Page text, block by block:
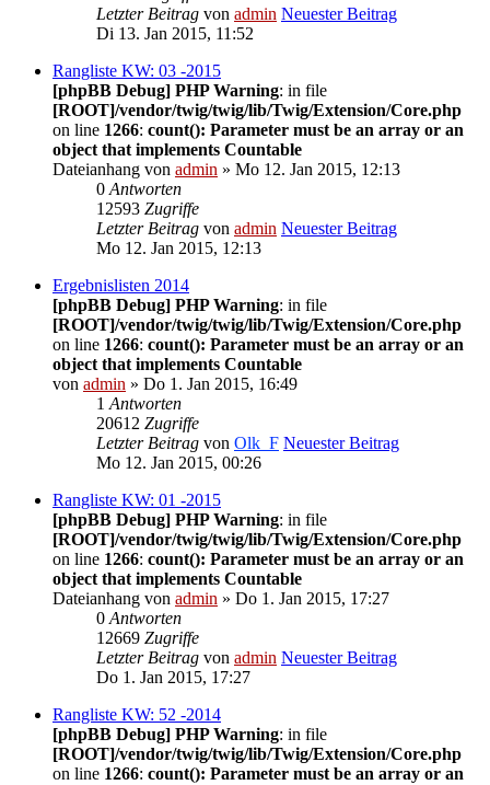
Letzter Beitrag von admin Neuester Beitrag
Di 13. Jan 2015, 11:52
Rangliste KW: 03 -2015
[phpBB Debug] PHP Warning: in file
[ROOT]/vendor/twig/twig/lib/Twig/Extension/Core.php
on line 1266: count(): Parameter must be an array or an
object that implements Countable
Dateianhang von admin » Mo 12. Jan 2015, 12:13
0 Antworten
12593 Zugriffe
Letzter Beitrag von admin Neuester Beitrag
Mo 12. Jan 2015, 12:13
Ergebnislisten 2014
[phpBB Debug] PHP Warning: in file
[ROOT]/vendor/twig/twig/lib/Twig/Extension/Core.php
on line 1266: count(): Parameter must be an array or an
object that implements Countable
von admin » Do 1. Jan 2015, 16:49
1 Antworten
20612 Zugriffe
Letzter Beitrag von Olk_F Neuester Beitrag
Mo 12. Jan 2015, 00:26
Rangliste KW: 01 -2015
[phpBB Debug] PHP Warning: in file
[ROOT]/vendor/twig/twig/lib/Twig/Extension/Core.php
on line 1266: count(): Parameter must be an array or an
object that implements Countable
Dateianhang von admin » Do 1. Jan 2015, 17:27
0 Antworten
12669 Zugriffe
Letzter Beitrag von admin Neuester Beitrag
Do 1. Jan 2015, 17:27
Rangliste KW: 52 -2014
[phpBB Debug] PHP Warning: in file
[ROOT]/vendor/twig/twig/lib/Twig/Extension/Core.php
on line 1266: count(): Parameter must be an array or an